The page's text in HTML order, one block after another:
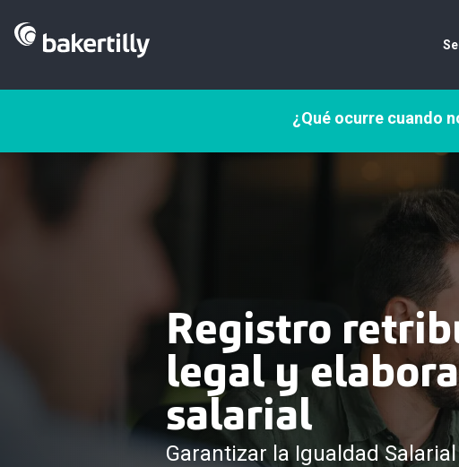
¿Qué ocurre cuando
Registro
legal y
salarial
Garantizar la Igualdad